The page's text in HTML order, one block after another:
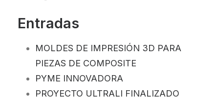
Entradas
MOLDES DE IMPRESIÓN 3D PARA
PIEZAS DE COMPOSITE
PYME INNOVADORA
PROYECTO ULTRALI FINALIZADO